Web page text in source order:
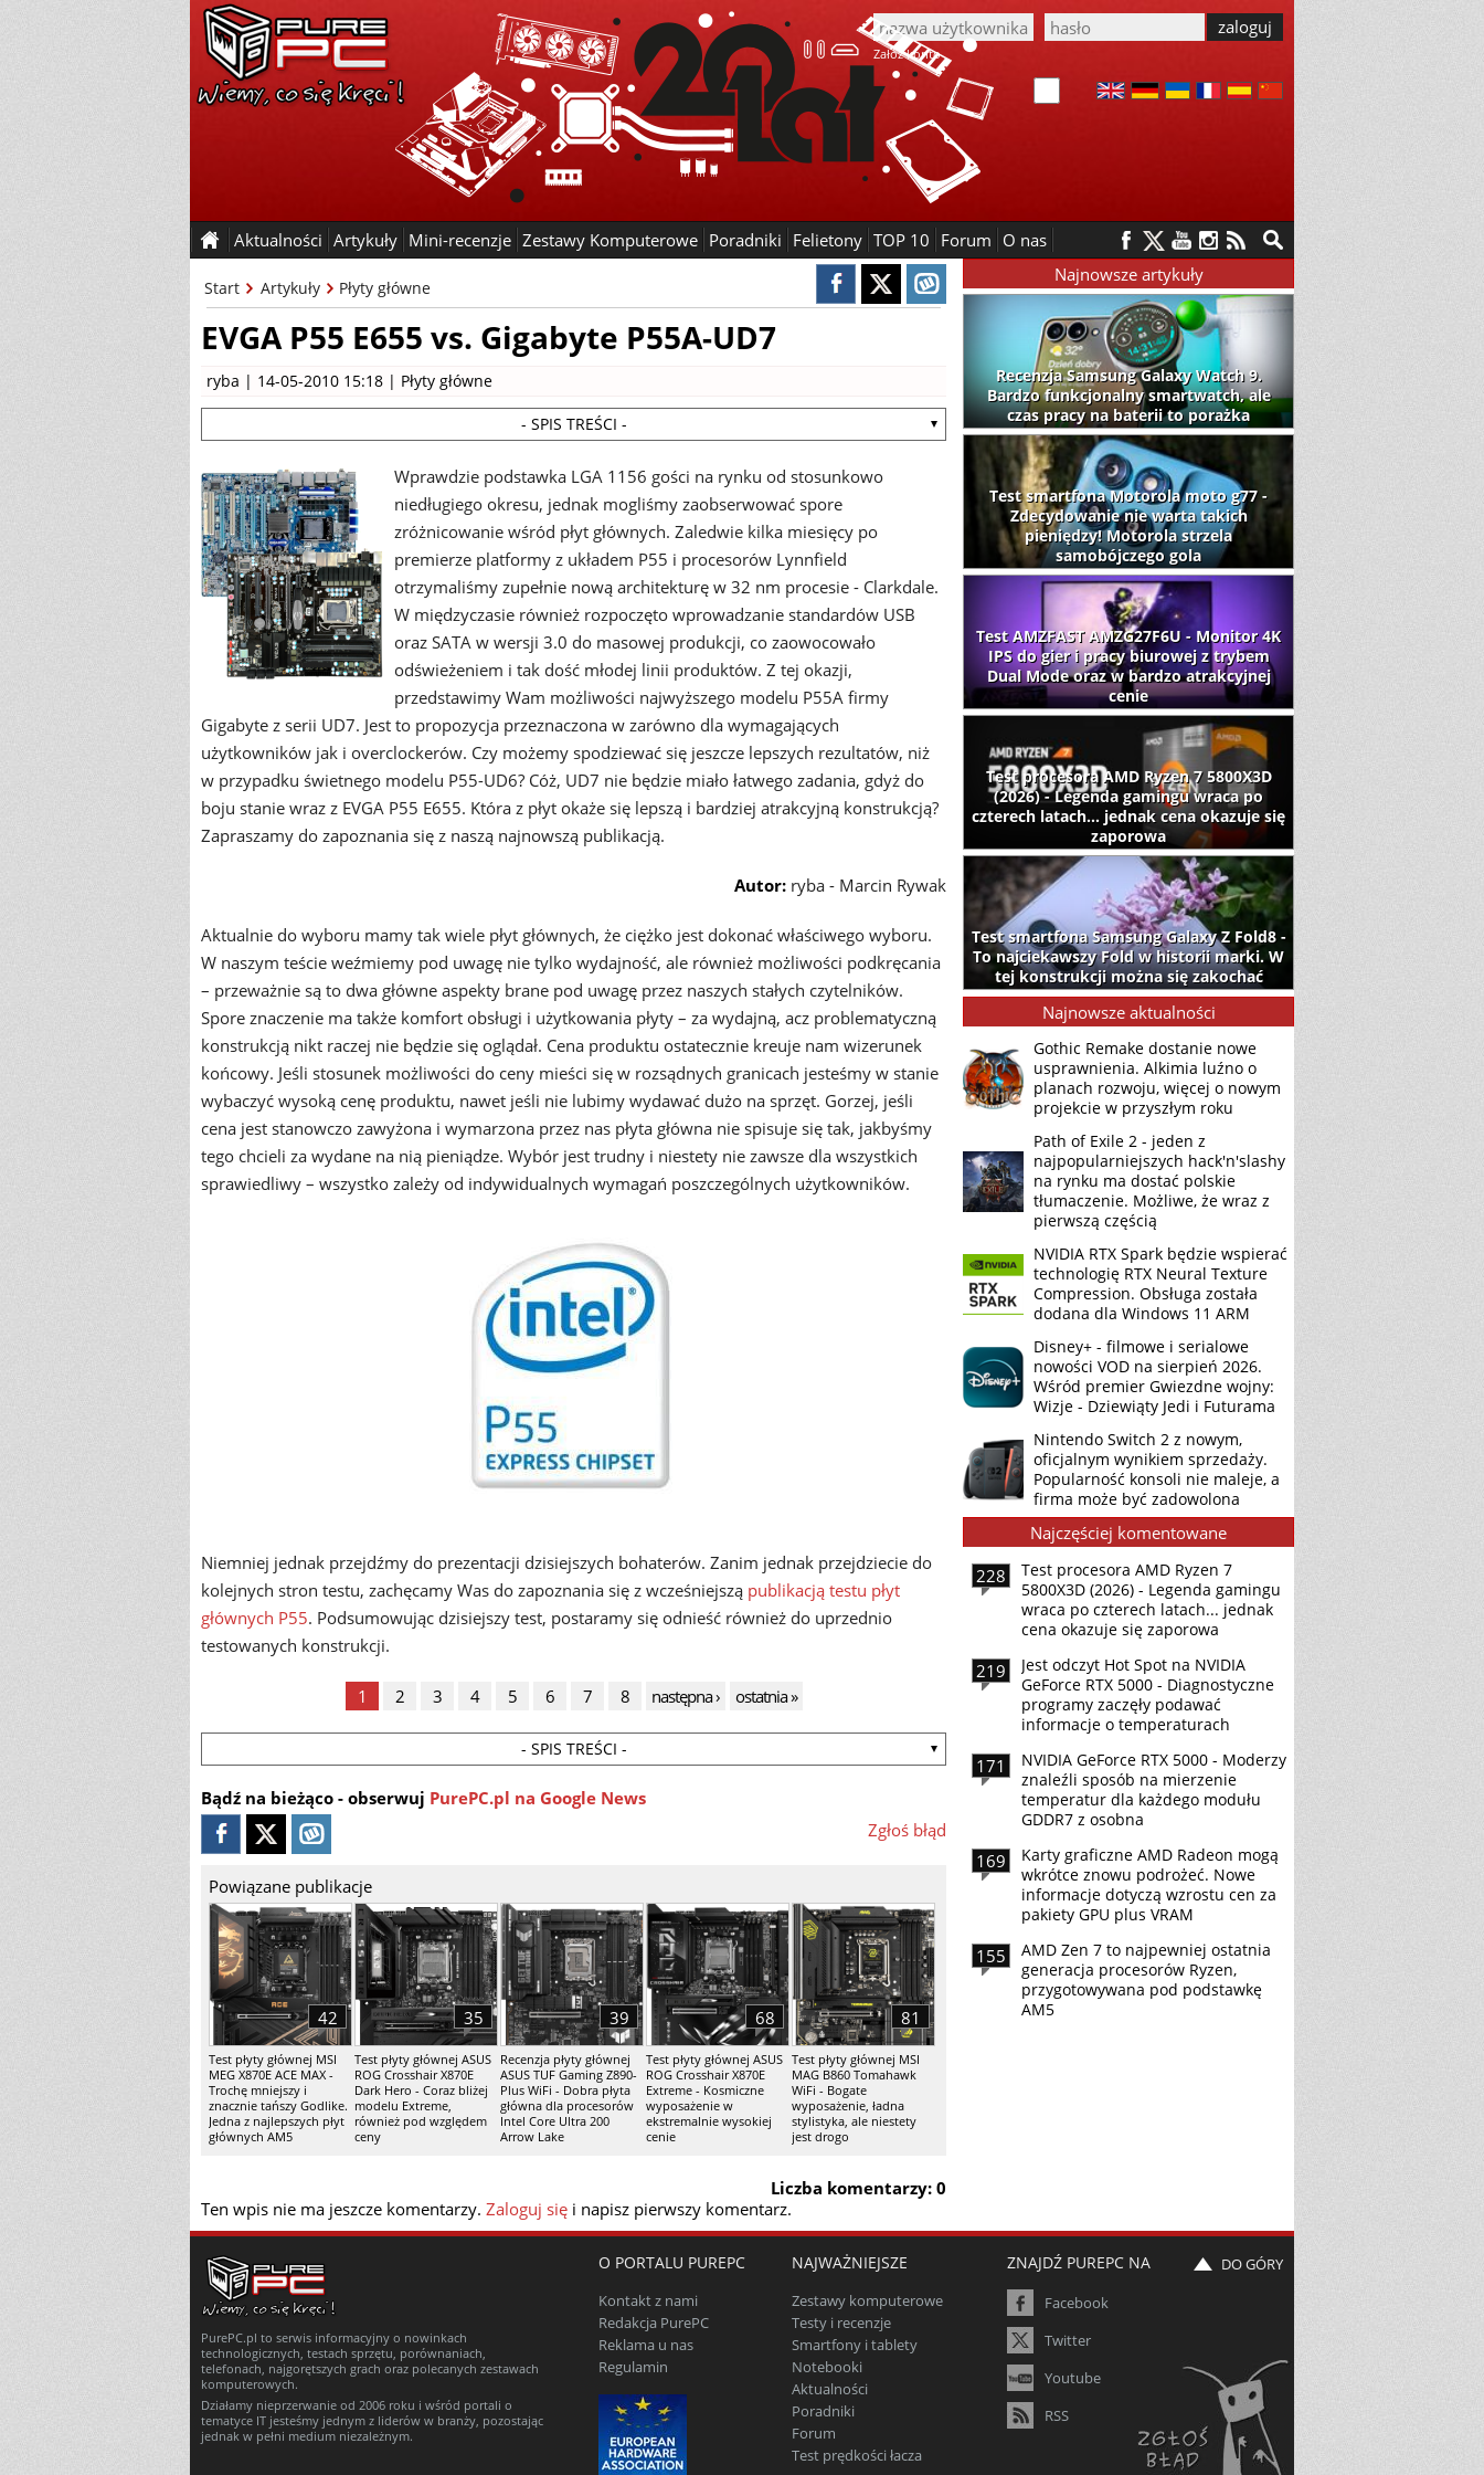
Załóż konto
Aktualności Artykuły Mini-recenzje Zestawy Komputerowe Poradniki Felietony TOP 10 Forum O nas
Start Artykuły Płyty główne
EVGA P55 E655 vs. Gigabyte P55A-UD7
ryba | 14-05-2010 15:18 | Płyty główne
- SPIS TREŚCI -
Wprawdzie podstawka LGA 1156 gości na rynku od stosunkowo
niedługiego okresu, jednak mogliśmy zaobserwować spore
zróżnicowanie wśród płyt głównych. Zaledwie kilka miesięcy po
premierze platformy z układem P55 i procesorów Lynnfield
otrzymaliśmy zupełnie nową architekturę w 32 nm procesie - Clarkdale.
W międzyczasie również rozpoczęto wprowadzanie standardów USB
oraz SATA w wersji 3.0 do masowej produkcji, co zaowocowało
odświeżeniem i tak dość młodej linii produktów. Z tej okazji,
przedstawimy Wam możliwości najwyższego modelu P55A firmy
Gigabyte z serii UD7. Jest to propozycja przeznaczona w zarówno dla wymagających
użytkowników jak i overclockerów. Czy możemy spodziewać się jeszcze lepszych rezultatów, niż
w przypadku świetnego modelu P55-UD6? Cóż, UD7 nie będzie miało łatwego zadania, gdyż do
boju stanie wraz z EVGA P55 E655. Która z płyt okaże się lepszą i bardziej atrakcyjną konstrukcją?
Zapraszamy do zapoznania się z naszą najnowszą publikacją.
Autor: ryba - Marcin Rywak
Aktualnie do wyboru mamy tak wiele płyt głównych, że ciężko jest dokonać właściwego wyboru.
W naszym teście weźmiemy pod uwagę nie tylko wydajność, ale również możliwości podkręcania
– przeważnie są to dwa główne aspekty brane pod uwagę przez naszych stałych czytelników.
Spore znaczenie ma także komfort obsługi i użytkowania płyty – za wydajną, acz problematyczną
konstrukcją nikt raczej nie będzie się oglądał. Cena produktu ostatecznie kreuje nam wizerunek
końcowy. Jeśli stosunek możliwości do ceny mieści się w rozsądnych granicach jesteśmy w stanie
wybaczyć wysoką cenę produktu, nawet jeśli nie lubimy wydawać dużo na sprzęt. Gorzej, jeśli
cena jest stanowczo zawyżona i wymarzona przez nas płyta główna nie spisuje się tak, jakbyśmy
tego chcieli za wydane na nią pieniądze. Wybór jest trudny i niestety nie zawsze dla wszystkich
sprawiedliwy – wszystko zależy od indywidualnych wymagań poszczególnych użytkowników.
Niemniej jednak przejdźmy do prezentacji dzisiejszych bohaterów. Zanim jednak przejdziecie do
kolejnych stron testu, zachęcamy Was do zapoznania się z wcześniejszą publikacją testu płyt
głównych P55. Podsumowując dzisiejszy test, postaramy się odnieść również do uprzednio
testowanych konstrukcji.
1 2 3 4 5 6 7 8 następna › ostatnia »
- SPIS TREŚCI -
Bądź na bieżąco - obserwuj PurePC.pl na Google News
Zgłoś błąd
Powiązane publikacje
Test płyty głównej MSI
MEG X870E ACE MAX -
Trochę mniejszy i
znacznie tańszy Godlike.
Jedna z najlepszych płyt
głównych AM5
42
Test płyty głównej ASUS
ROG Crosshair X870E
Dark Hero - Coraz bliżej
modelu Extreme,
również pod względem
ceny
35
Recenzja płyty głównej
ASUS TUF Gaming Z890-
Plus WiFi - Dobra płyta
główna dla procesorów
Intel Core Ultra 200
Arrow Lake
39
Test płyty głównej ASUS
ROG Crosshair X870E
Extreme - Kosmiczne
wyposażenie w
ekstremalnie wysokiej
cenie
68
Test płyty głównej MSI
MAG B860 Tomahawk
WiFi - Bogate
wyposażenie, ładna
stylistyka, ale niestety
jest drogo
81
Liczba komentarzy: 0
Ten wpis nie ma jeszcze komentarzy. Zaloguj się i napisz pierwszy komentarz.
Najnowsze artykuły
Recenzja Samsung Galaxy Watch 9.
Bardzo funkcjonalny smartwatch, ale
czas pracy na baterii to porażka
Test smartfona Motorola moto g77 -
Zdecydowanie nie warta takich
pieniędzy! Motorola strzela
samobójczego gola
Test AMZFAST AMZG27F6U - Monitor 4K
IPS do gier i pracy biurowej z trybem
Dual Mode oraz w bardzo atrakcyjnej
cenie
Test procesora AMD Ryzen 7 5800X3D
(2026) - Legenda gamingu wraca po
czterech latach... jednak cena okazuje się
zaporowa
Test smartfona Samsung Galaxy Z Fold8 -
To najciekawszy Fold w historii marki. W
tej konstrukcji można się zakochać
Najnowsze aktualności
Gothic Remake dostanie nowe
usprawnienia. Alkimia luźno o
planach rozwoju, więcej o nowym
projekcie w przyszłym roku
Path of Exile 2 - jeden z
najpopularniejszych hack'n'slashy
na rynku ma dostać polskie
tłumaczenie. Możliwe, że wraz z
pierwszą częścią
NVIDIA RTX Spark będzie wspierać
technologię RTX Neural Texture
Compression. Obsługa została
dodana dla Windows 11 ARM
Disney+ - filmowe i serialowe
nowości VOD na sierpień 2026.
Wśród premier Gwiezdne wojny:
Wizje - Dziewiąty Jedi i Futurama
Nintendo Switch 2 z nowym,
oficjalnym wynikiem sprzedaży.
Popularność konsoli nie maleje, a
firma może być zadowolona
Najczęściej komentowane
228
Test procesora AMD Ryzen 7
5800X3D (2026) - Legenda gamingu
wraca po czterech latach... jednak
cena okazuje się zaporowa
219
Jest odczyt Hot Spot na NVIDIA
GeForce RTX 5000 - Diagnostyczne
programy zaczęły podawać
informacje o temperaturach
171
NVIDIA GeForce RTX 5000 - Moderzy
znaleźli sposób na mierzenie
temperatur dla każdego modułu
GDDR7 z osobna
169
Karty graficzne AMD Radeon mogą
wkrótce znowu podrożeć. Nowe
informacje dotyczą wzrostu cen za
pakiety GPU plus VRAM
155
AMD Zen 7 to najpewniej ostatnia
generacja procesorów Ryzen,
przygotowywana pod podstawkę
AM5
PurePC.pl to serwis informacyjny o nowinkach
technologicznych, testach sprzętu, porównaniach,
telefonach, najgorętszych grach oraz polecanych zestawach
komputerowych.
Działamy nieprzerwanie od 2006 roku i wśród portali o
tematyce IT jesteśmy jednym z liderów w branży, pozostając
jednak w pełni medium niezależnym.
O PORTALU PUREPC
Kontakt z nami
Redakcja PurePC
Reklama u nas
Regulamin
NAJWAŻNIEJSZE
Zestawy komputerowe
Testy i recenzje
Smartfony i tablety
Notebooki
Aktualności
Poradniki
Forum
Test prędkości łacza
ZNAJDŹ PUREPC NA
Facebook
Twitter
Youtube
RSS
DO GÓRY